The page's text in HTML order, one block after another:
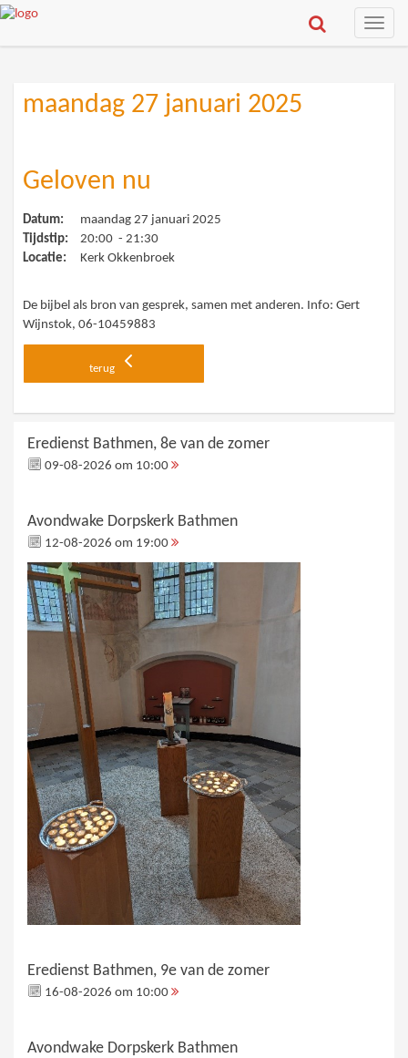
Toggle
maandag 27 januari 2025
Geloven nu
Datum:
maandag 27 januari 2025
Tijdstip:
20:00 - 21:30
Locatie:
Kerk Okkenbroek
De bijbel als bron van gesprek, samen met anderen. Info: Gert
Wijnstok, 06-10459883
terug
Eredienst Bathmen, 8e van de zomer
09-08-2026 om 10:00
Avondwake Dorpskerk Bathmen
12-08-2026 om 19:00
Eredienst Bathmen, 9e van de zomer
16-08-2026 om 10:00
Avondwake Dorpskerk Bathmen